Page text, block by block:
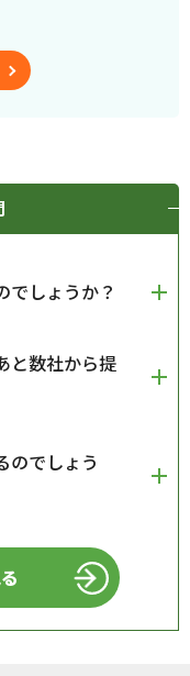
でしょうか？
と数社から提
のでしょう